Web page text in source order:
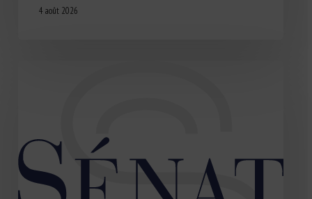
4 août 2026